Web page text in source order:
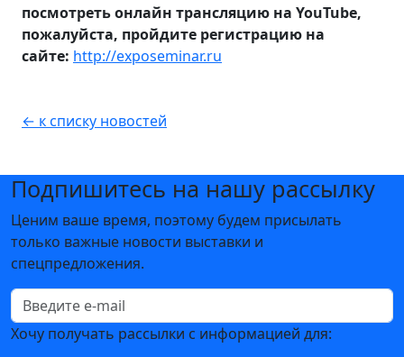
посмотреть онлайн трансляцию на YouTube,
пожалуйста, пройдите регистрацию на
сайте: http://exposeminar.ru
← к списку новостей
Подпишитесь на нашу рассылку
Ценим ваше время, поэтому будем присылать
только важные новости выставки и
спецпредложения.
Хочу получать рассылки с информацией для: